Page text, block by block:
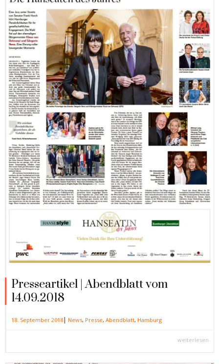
Presseartikel | Abendblatt vom
14.09.2018
18. September 2018| News, Presse, Abendblatt, Hamburg
weiterlesen